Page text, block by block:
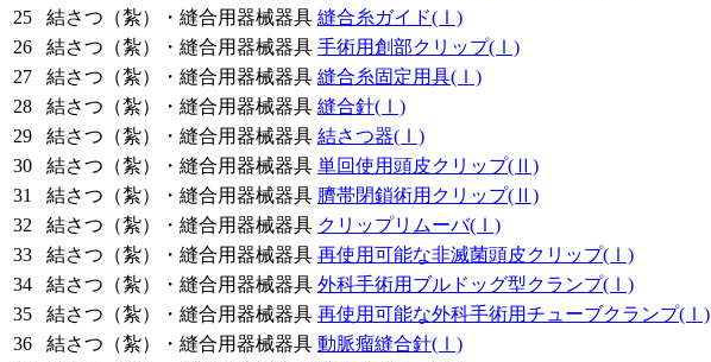
25
結さつ（紮）・縫合用器械器具 縫合糸ガイド(Ⅰ)
26
結さつ（紮）・縫合用器械器具 手術用創部クリップ(Ⅰ)
27
結さつ（紮）・縫合用器械器具 縫合糸固定用具(Ⅰ)
28
結さつ（紮）・縫合用器械器具 縫合針(Ⅰ)
29
結さつ（紮）・縫合用器械器具 結さつ器(Ⅰ)
30
結さつ（紮）・縫合用器械器具 単回使用頭皮クリップ(Ⅱ)
31
結さつ（紮）・縫合用器械器具 臍帯閉鎖術用クリップ(Ⅱ)
32
結さつ（紮）・縫合用器械器具 クリップリムーバ(Ⅰ)
33
結さつ（紮）・縫合用器械器具 再使用可能な非滅菌頭皮クリップ(Ⅰ)
34
結さつ（紮）・縫合用器械器具 外科手術用ブルドッグ型クランプ(Ⅰ)
35
結さつ（紮）・縫合用器械器具 再使用可能な外科手術用チューブクランプ(Ⅰ)
36
結さつ（紮）・縫合用器械器具 動脈瘤縫合針(Ⅰ)